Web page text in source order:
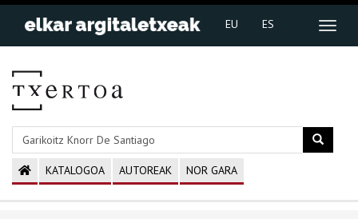
EU ES
KATALOGOA AUTOREAK NOR GARA